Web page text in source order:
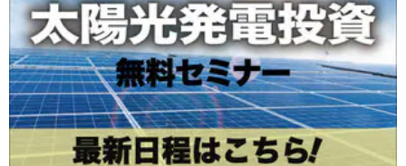
【S0158】 北海道白糠町/低圧/24円
【S0163】 岡山県真庭市/低圧/21円
【S0152】 千葉県旭市/低圧/24円